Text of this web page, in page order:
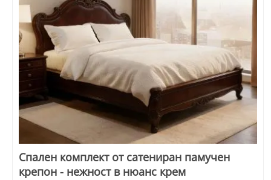
Спален комплект от сатениран памучен
крепон - нежност в нюанс крем